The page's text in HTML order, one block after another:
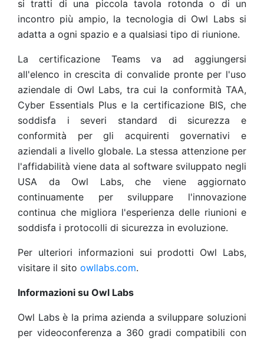
si tratti di una piccola tavola rotonda o di un
incontro più ampio, la tecnologia di Owl Labs si
adatta a ogni spazio e a qualsiasi tipo di riunione.
La certificazione Teams va ad aggiungersi
all'elenco in crescita di convalide pronte per l'uso
aziendale di Owl Labs, tra cui la conformità TAA,
Cyber Essentials Plus e la certificazione BIS, che
soddisfa i severi standard di sicurezza e
conformità per gli acquirenti governativi e
aziendali a livello globale. La stessa attenzione per
l'affidabilità viene data al software sviluppato negli
USA da Owl Labs, che viene aggiornato
continuamente per sviluppare l'innovazione
continua che migliora l'esperienza delle riunioni e
soddisfa i protocolli di sicurezza in evoluzione.
Per ulteriori informazioni sui prodotti Owl Labs,
visitare il sito owllabs.com.
Informazioni su Owl Labs
Owl Labs è la prima azienda a sviluppare soluzioni
per videoconferenza a 360 gradi compatibili con